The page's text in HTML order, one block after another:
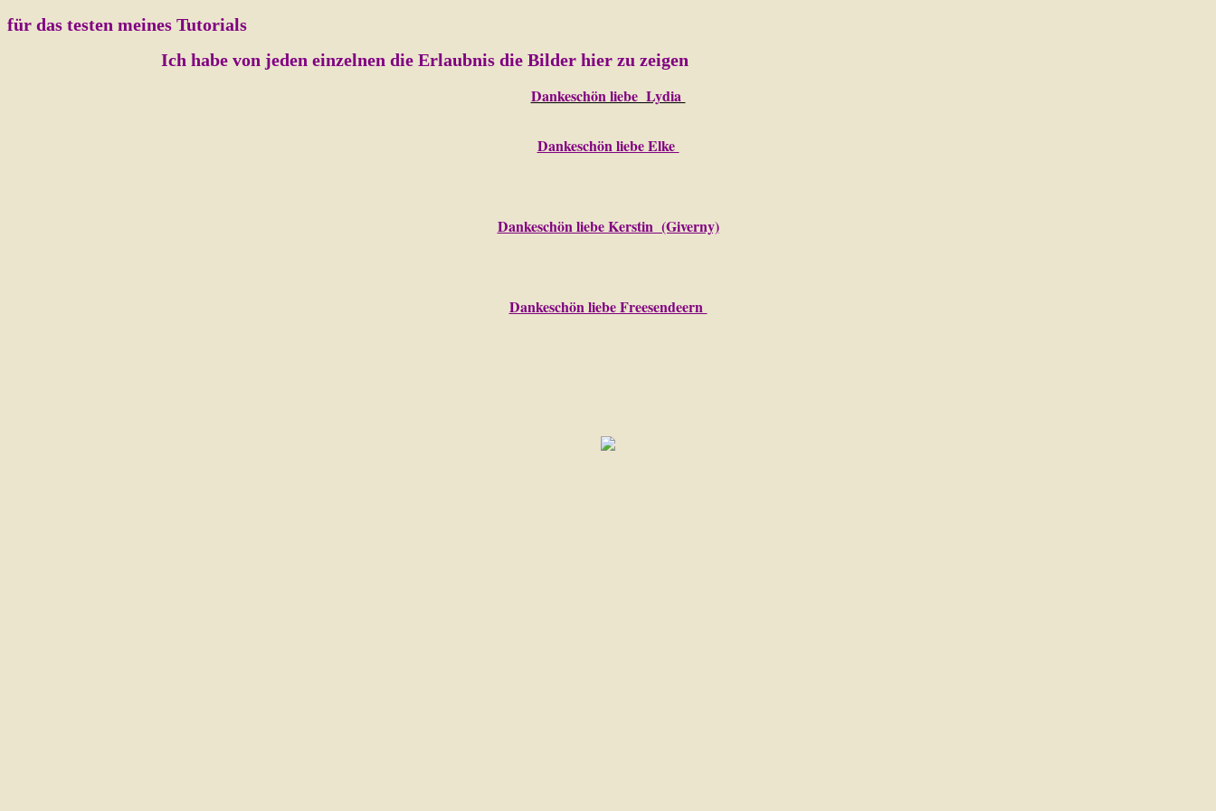
für das testen meines Tutorials
Ich habe von jeden einzelnen die Erlaubnis die Bilder hier zu zeigen
Dankeschön liebe Lydia
Dankeschön liebe Elke
Dankeschön liebe Kerstin (Giverny)
Dankeschön liebe Freesendeern